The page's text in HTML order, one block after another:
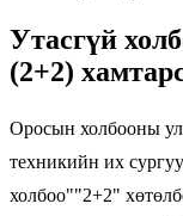
Утасгүй
(2+2)
Оросын холбооны
техникийн их
холбоо""2+2"